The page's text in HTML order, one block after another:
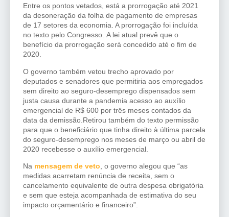
Entre os pontos vetados, está a prorrogação até 2021
da desoneração da folha de pagamento de empresas
de 17 setores da economia. A prorrogação foi incluída
no texto pelo Congresso. A lei atual prevê que o
benefício da prorrogação será concedido até o fim de
2020.
O governo também vetou trecho aprovado por
deputados e senadores que permitiria aos empregados
sem direito ao seguro-desemprego dispensados sem
justa causa durante a pandemia acesso ao auxílio
emergencial de R$ 600 por três meses contados da
data da demissão.Retirou também do texto permissão
para que o beneficiário que tinha direito à última parcela
do seguro-desemprego nos meses de março ou abril de
2020 recebesse o auxílio emergencial.
Na mensagem de veto , o governo alegou que “as
medidas acarretam renúncia de receita, sem o
cancelamento equivalente de outra despesa obrigatória
e sem que esteja acompanhada de estimativa do seu
impacto orçamentário e financeiro”.